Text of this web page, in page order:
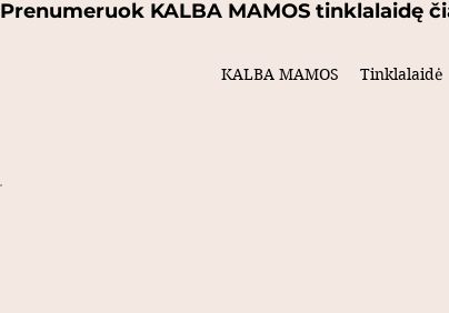
Prenumeruok KALBA MAMOS tinklalaidę
KALBA MAMOS Tinklalaidė